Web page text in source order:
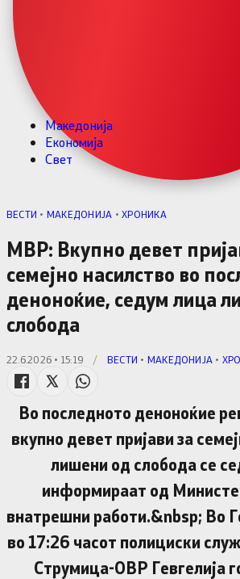
Македонија
Економија
Свет
ВЕСТИ • МАКЕДОНИЈА •ХРОНИКА
МВР: Вкупно девет
семејно насилство во
деноноќие, седум лица
слобода
22.6.2026 • 15:19 / ВЕСТИ • МАКЕДОНИЈА •
Во последното деноноќие
вкупно девет пријави за
лишени од слобода се
информираат од
внатрешни работи.&nbsp; Во
во 17:26 часот полициски
Струмица-ОВР Гевгелија